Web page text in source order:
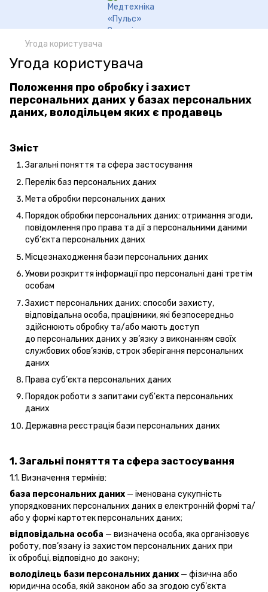
Угода користувача
Угода користувача
Положення про обробку і захист
персональних даних у базах персональних
даних, володільцем яких є продавець
Зміст
Загальні поняття та сфера застосування
Перелік баз персональних даних
Мета обробки персональних даних
Порядок обробки персональних даних: отримання згоди,
повідомлення про права та дії з персональними даними
суб’єкта персональних даних
Місцезнаходження бази персональних даних
Умови розкриття інформації про персональні дані третім
особам
Захист персональних даних: способи захисту,
відповідальна особа, працівники, які безпосередньо
здійснюють обробку та/або мають доступ
до персональних даних у зв’язку з виконанням своїх
службових обов’язків, строк зберігання персональних
даних
Права суб’єкта персональних даних
Порядок роботи з запитами суб'єкта персональних
даних
Державна реєстрація бази персональних даних
1. Загальні поняття та сфера застосування
1.1. Визначення термінів:
база персональних даних — іменована сукупність
упорядкованих персональних даних в електронній формі та/
або у формі картотек персональних даних;
відповідальна особа — визначена особа, яка організовує
роботу, пов’язану із захистом персональних даних при
їх обробці, відповідно до закону;
володілець бази персональних даних — фізична або
юридична особа, якій законом або за згодою суб’єкта